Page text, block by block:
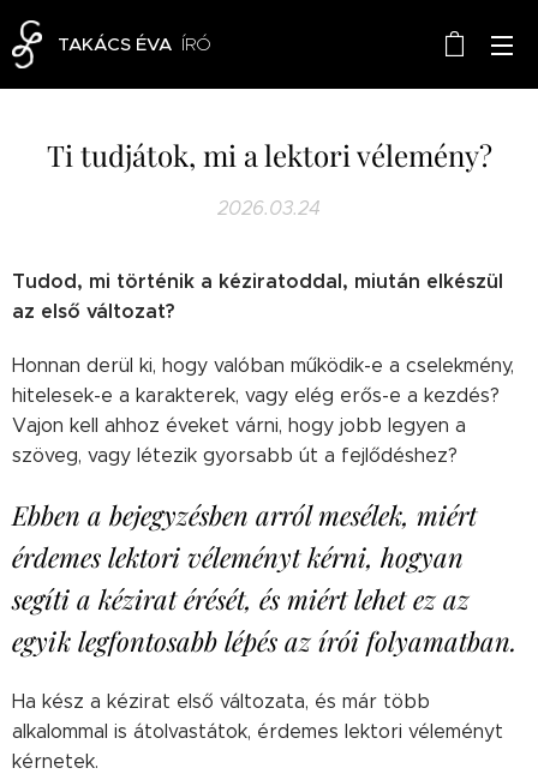
TAKÁCS ÉVA ÍRÓ
Ti tudjátok, mi a lektori vélemény?
2026.03.24
Tudod, mi történik a kéziratoddal, miután elkészül
az első változat?
Honnan derül ki, hogy valóban működik-e a cselekmény,
hitelesek-e a karakterek, vagy elég erős-e a kezdés?
Vajon kell ahhoz éveket várni, hogy jobb legyen a
szöveg, vagy létezik gyorsabb út a fejlődéshez?
Ebben a bejegyzésben arról mesélek, miért
érdemes lektori véleményt kérni, hogyan
segíti a kézirat érését, és miért lehet ez az
egyik legfontosabb lépés az írói folyamatban.
Ha kész a kézirat első változata, és már több
alkalommal is átolvastátok, érdemes lektori véleményt
kérnetek.